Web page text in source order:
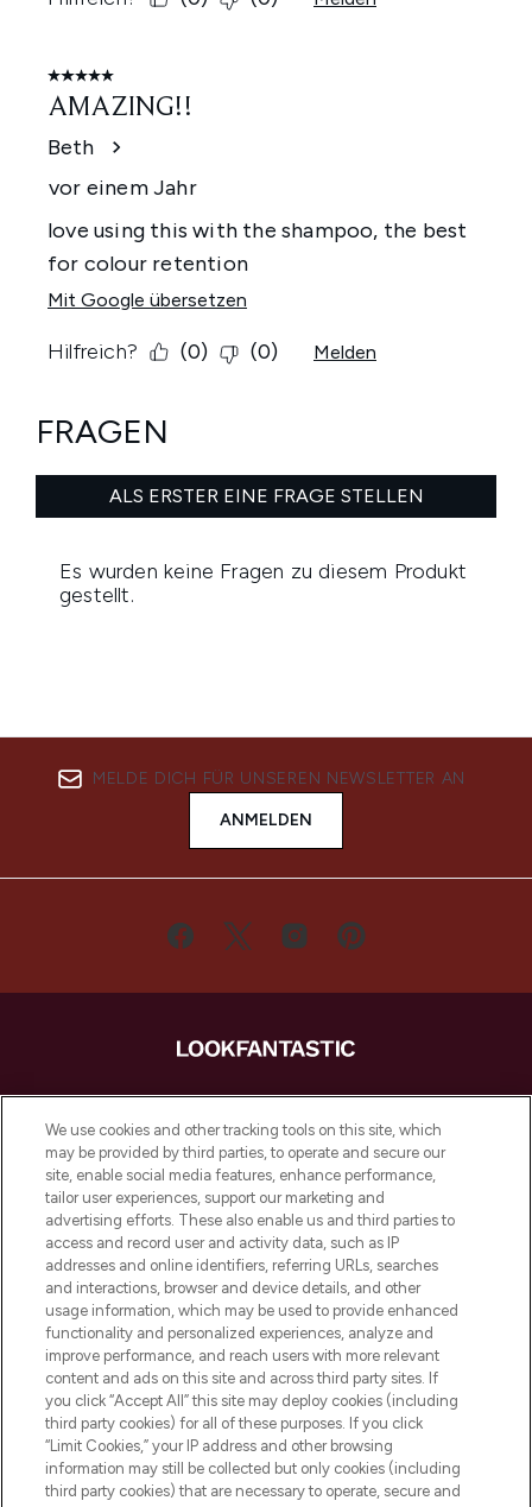
MELDE DICH FÜR UNSEREN NEWSLETTER AN
ANMELDEN
LOOKFANTASTIC ist Europas ultimativer
Beauty-Onlineshop mit den besten
Produkten aus Haut- und Haarpflege
sowie Make-Up von über 200
renommierten Marken. Shoppe online
oder über die App mit kostenloser
Lieferung ab einem Einkaufswert von 30€.
Cookie-Einwilligung
Do Not Sell or Share My Personal
Information
HILFE & INFORMATION
IMPRESSUM
We use cookies and other tracking tools on this site, which
may be provided by third parties, to operate and secure our
site, enable social media features, enhance performance,
tailor user experiences, support our marketing and
advertising efforts. These also enable us and third parties to
access and record user and activity data, such as IP
addresses and online identifiers, referring URLs, searches
and interactions, browser and device details, and other
usage information, which may be used to provide enhanced
functionality and personalized experiences, analyze and
improve performance, and reach users with more relevant
content and ads on this site and across third party sites. If
you click “Accept All” this site may deploy cookies (including
third party cookies) for all of these purposes. If you click
“Limit Cookies,” your IP address and other browsing
information may still be collected but only cookies (including
third party cookies) that are necessary to operate, secure and